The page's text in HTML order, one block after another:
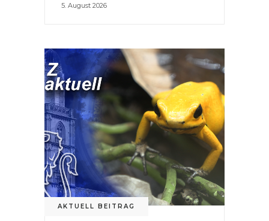
5. August 2026
AKTUELL BEITRAG